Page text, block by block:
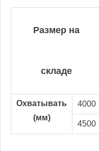
Размер на
складе
Охватывать
(мм)
4000
4500